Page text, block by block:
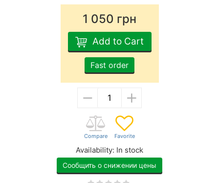
1 050 грн
Add to Cart
Fast order
− +
Availability: In stock
Сообщить о снижении цены